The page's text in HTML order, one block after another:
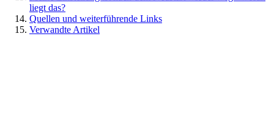
liegt das?
Quellen und weiterführende Links
Verwandte Artikel